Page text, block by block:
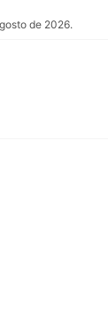
de 2026.